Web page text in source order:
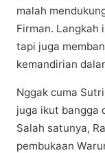
malah
Fіrmаn. Lаngkаh
tapi jugа
kemandirian
Nggаk cuma
jugа іkut bаnggа
Salah ѕаtunуа,
реmbukааn